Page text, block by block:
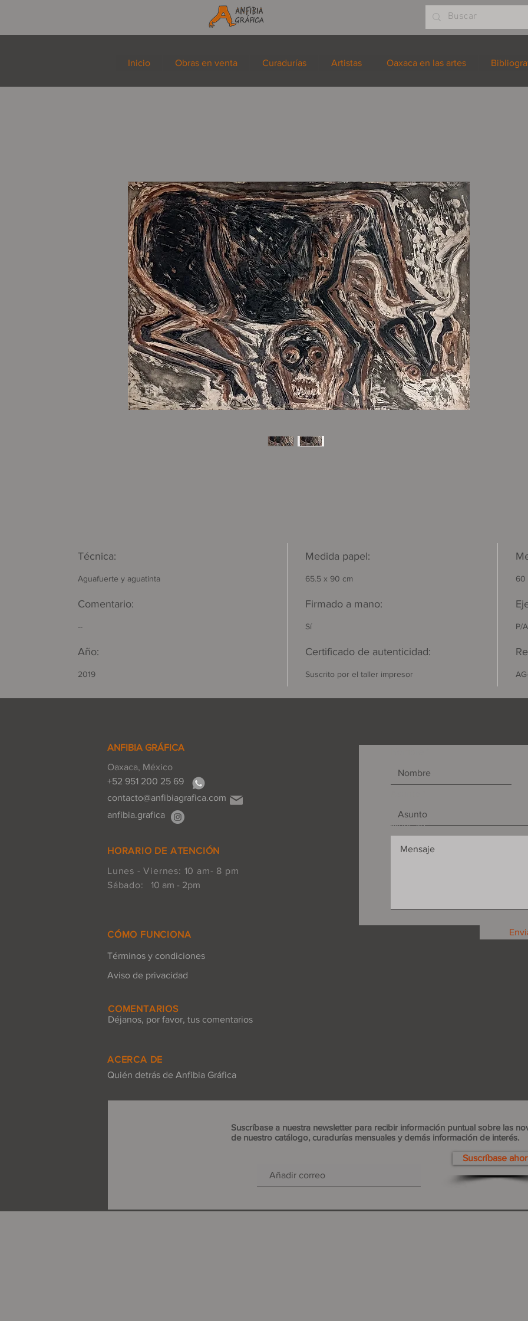
Inicio Obras en venta Curadurías Artistas Oaxaca en las artes
Técnica:
Aguafuerte y aguatinta
Medida papel:
65.5 x 90 cm 60
Comentario:
--
Firmado a mano:
Sí P/A
Año:
2019
Certificado de autenticidad:
Suscrito por el taller impresor
ANFIBIA GRÁFICA
Oaxaca, México
Lunes - Viernes: 10 am- 8 pm
Sábado: 10 am - 2pm
Mensaje
HORARIO DE ATENCIÓN
anfibia.grafica
contacto@anfibiagrafica.com
+52 951 200 25 69
CÓMO FUNCIONA
Términos y condiciones
Aviso de privacidad
COMENTARIOS
Déjanos, por favor, tus comentarios
ACERCA DE
Quién detrás de Anfibia Gráfica
Suscríbase a nuestra newsletter para recibir información puntual sobre las
de nuestro catálogo, curadurías mensuales y demás información de interés.
Suscríbase